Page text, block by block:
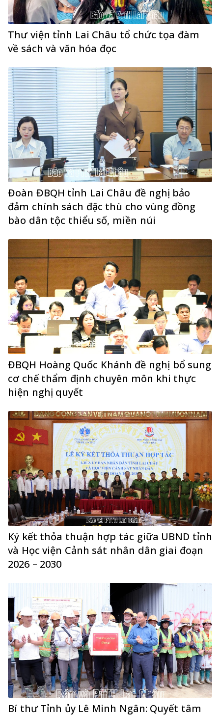
Thư viện tỉnh Lai Châu tổ chức tọa đàm
về sách và văn hóa đọc
Đoàn ĐBQH tỉnh Lai Châu đề nghị bảo
đảm chính sách đặc thù cho vùng đồng
bào dân tộc thiểu số, miền núi
ĐBQH Hoàng Quốc Khánh đề nghị bổ sung
cơ chế thẩm định chuyên môn khi thực
hiện nghị quyết
Ký kết thỏa thuận hợp tác giữa UBND tỉnh
và Học viện Cảnh sát nhân dân giai đoạn
2026 – 2030
Bí thư Tỉnh ủy Lê Minh Ngân: Quyết tâm